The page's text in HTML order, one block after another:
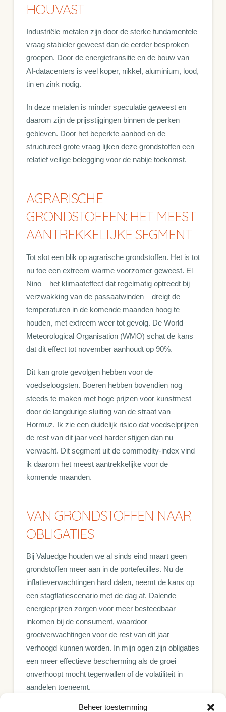
Beheer toestemming
HOUVAST
Industriële metalen zijn door de sterke fundamentele
vraag stabieler geweest dan de eerder besproken
groepen. Door de energietransitie en de bouw van
AI-datacenters is veel koper, nikkel, aluminium, lood,
tin en zink nodig.
In deze metalen is minder speculatie geweest en
daarom zijn de prijsstijgingen binnen de perken
gebleven. Door het beperkte aanbod en de
structureel grote vraag lijken deze grondstoffen een
relatief veilige belegging voor de nabije toekomst.
AGRARISCHE
GRONDSTOFFEN: HET MEEST
AANTREKKELIJKE SEGMENT
Tot slot een blik op agrarische grondstoffen. Het is tot
nu toe een extreem warme voorzomer geweest. El
Nino – het klimaateffect dat regelmatig optreedt bij
verzwakking van de passaatwinden – dreigt de
temperaturen in de komende maanden hoog te
houden, met extreem weer tot gevolg. De World
Meteorological Organisation (WMO) schat de kans
dat dit effect tot november aanhoudt op 90%.
Dit kan grote gevolgen hebben voor de
voedseloogsten. Boeren hebben bovendien nog
steeds te maken met hoge prijzen voor kunstmest
door de langdurige sluiting van de straat van
Hormuz. Ik zie een duidelijk risico dat voedselprijzen
de rest van dit jaar veel harder stijgen dan nu
verwacht. Dit segment uit de commodity-index vind
ik daarom het meest aantrekkelijke voor de
komende maanden.
VAN GRONDSTOFFEN NAAR
OBLIGATIES
Bij Valuedge houden we al sinds eind maart geen
grondstoffen meer aan in de portefeuilles. Nu de
inflatieverwachtingen hard dalen, neemt de kans op
een stagflatiescenario met de dag af. Dalende
energieprijzen zorgen voor meer besteedbaar
inkomen bij de consument, waardoor
groeiverwachtingen voor de rest van dit jaar
verhoogd kunnen worden. In mijn ogen zijn obligaties
een meer effectieve bescherming als de groei
onverhoopt mocht tegenvallen of de volatiliteit in
aandelen toeneemt.